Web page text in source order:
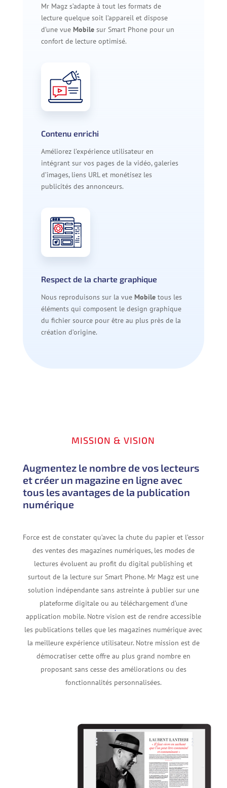
Mr Magz s’adapte à tout les formats de
lecture quelque soit l’appareil et dispose
d’une vue Mobilesur Smart Phone pour un
confort de lecture optimisé.
Contenu enrichi
Améliorez l’expérience utilisateur en
intégrant sur vos pages de la vidéo, galeries
d’images, liens URL et monétisez les
publicités des annonceurs.
Respect de la charte graphique
Nous reproduisons sur la vue Mobiletous les
éléments qui composent le design graphique
du fichier source pour être au plus près de la
création d’origine.
MISSION & VISION
Augmentez le nombre de vos lecteurs
et créer un magazine en ligne avec
tous les avantages de la publication
numérique
Force est de constater qu’avec la chute du papier et l’essor
des ventes des magazines numériques, les modes de
lectures évoluent au profit du digital publishing et
surtout de la lecture sur Smart Phone. Mr Magz est une
solution indépendante sans astreinte à publier sur une
plateforme digitale ou au téléchargement d’une
application mobile. Notre vision est de rendre accessible
les publications telles que les magazines numérique avec
la meilleure expérience utilisateur. Notre mission est de
démocratiser cette offre au plus grand nombre en
proposant sans cesse des améliorations ou des
fonctionnalités personnalisées.